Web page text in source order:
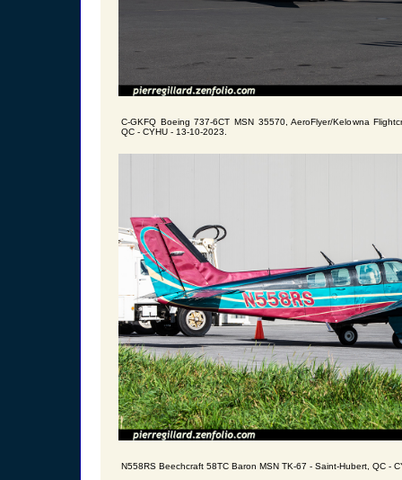
C-GKFQ Boeing 737-6CT MSN 35570, AeroFlyer/Kelowna
QC - CYHU - 13-10-2023.
N558RS Beechcraft 58TC Baron MSN TK-67 - Saint-Hubert, QC -